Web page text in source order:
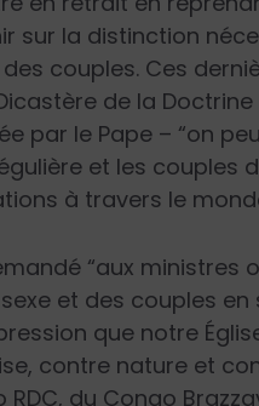
sur la distinction
couples. Ces
de la
par le Pape – “on
et les couples
à travers le
“aux ministres
et des couples en
que notre
contre nature et
du Congo